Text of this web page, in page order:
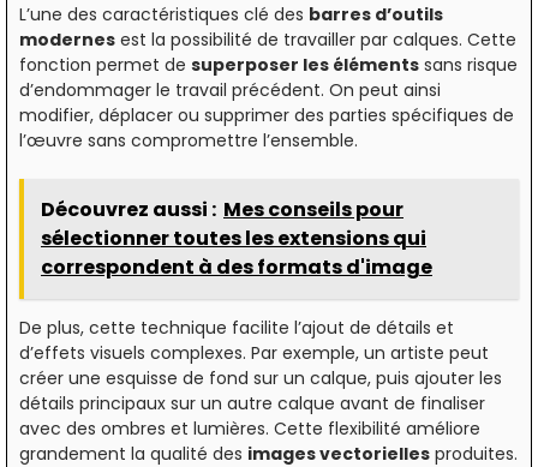
L’une des caractéristiques clé des barres d’outils
modernes est la possibilité de travailler par calques. Cette
fonction permet de superposer les éléments sans risque
d’endommager le travail précédent. On peut ainsi
modifier, déplacer ou supprimer des parties spécifiques de
l’œuvre sans compromettre l’ensemble.
Découvrez aussi : Mes conseils pour
sélectionner toutes les extensions qui
correspondent à des formats d'image
De plus, cette technique facilite l’ajout de détails et
d’effets visuels complexes. Par exemple, un artiste peut
créer une esquisse de fond sur un calque, puis ajouter les
détails principaux sur un autre calque avant de finaliser
avec des ombres et lumières. Cette flexibilité améliore
grandement la qualité des images vectorielles produites.